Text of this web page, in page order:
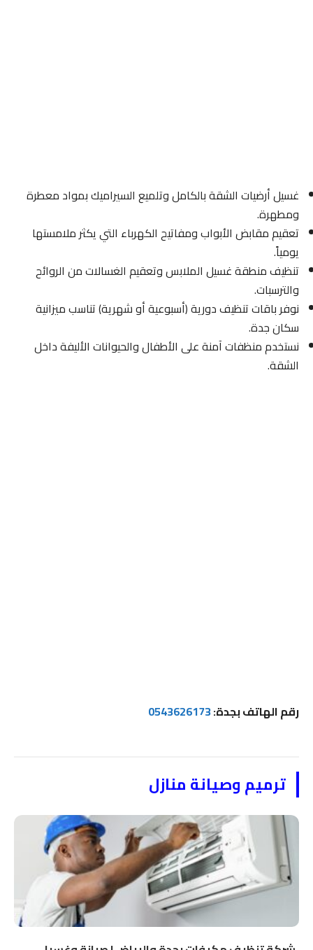
غسيل أرضيات الشقة بالكامل وتلميع السيراميك بمواد معطرة
ومطهرة.
تعقيم مقابض الأبواب ومفاتيح الكهرباء التي يكثر ملامستها
يومياً.
تنظيف منطقة غسيل الملابس وتعقيم الغسالات من الروائح
والترسبات.
نوفر باقات تنظيف دورية (أسبوعية أو شهرية) تناسب ميزانية
سكان جدة.
نستخدم منظفات آمنة على الأطفال والحيوانات الأليفة داخل
الشقة.
رقم الهاتف بجدة:0543626173
ترميم وصيانة منازل